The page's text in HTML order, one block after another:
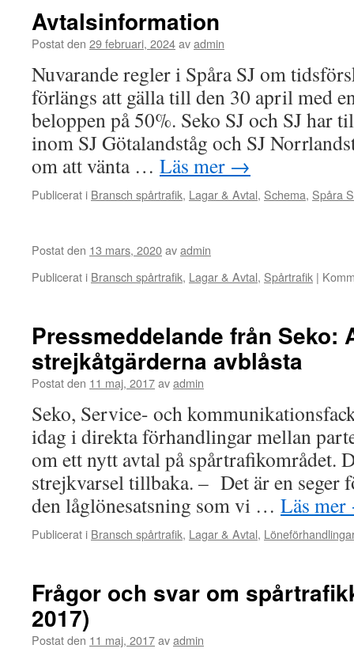
Avtalsinformation
Postat den 29 februari, 2024avadmin
Nuvarande regler i Spåra SJ om
förlängs att gälla till den 30 april med
beloppen på 50%. Seko SJ och SJ har
inom SJ Götalandståg och SJ
om att vänta … Läs mer →
Publicerat i Bransch spårtrafik, Lagar & Avtal, Schema, Spåra
Postat den 13 mars, 2020avadmin
Publicerat i Bransch spårtrafik, Lagar & Avtal, Spårtrafik |
Pressmeddelande från Seko:
strejkåtgärderna avblåsta
Postat den 11 maj, 2017avadmin
Seko, Service- och
idag i direkta förhandlingar mellan
om ett nytt avtal på spårtrafikområdet.
strejkvarsel tillbaka. – Det är en seger
den låglönesatsning som vi … Läs mer
Publicerat i Bransch spårtrafik, Lagar & Avtal, Löneförhandlingar
Frågor och svar om
2017)
Postat den 11 maj, 2017avadmin